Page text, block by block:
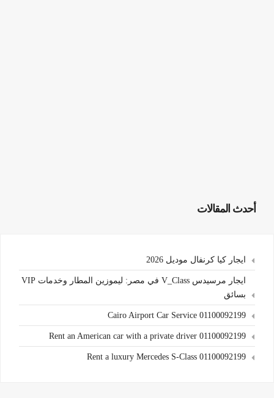
أحدث المقالات
ايجار كيا كرنفال موديل 2026
ايجار مرسيدس V_Class في مصر: ليموزين المطار وخدمات VIP
بسائق
Cairo Airport Car Service 01100092199
Rent an American car with a private driver 01100092199
Rent a luxury Mercedes S-Class 01100092199